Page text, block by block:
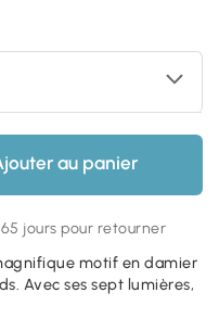
au panier
jours pour retourner
motif en damier
Avec ses sept lumières,